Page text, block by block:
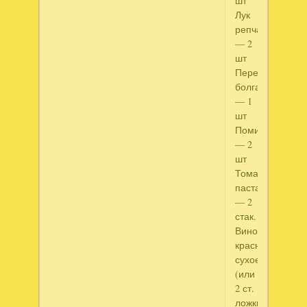
Лук
репчатый
— 2
шт
Перец
болгарский
— 1
шт
Помидор
— 2
шт
Томатная
паста
— 2
стак.
Вино
красное
сухое
(или
2 ст.
ложки